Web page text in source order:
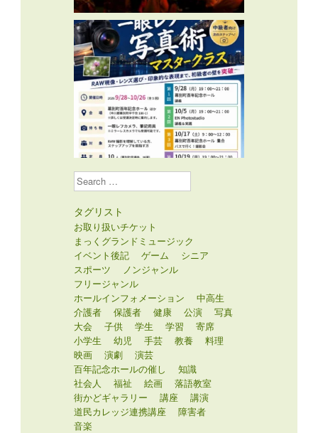
Search
タグリスト
お取り扱いチケット
まっくグランドミュージック
イベント後記
ゲーム
シニア
スポーツ
ノンジャンル
フリージャンル
ホールインフォメーション
中高生
介護者
保護者 健康 公演
写真
大会
子供 学生 学習
寄席
小学生
幼児 手芸 教養
料理
映画
演劇
演芸
百年記念ホールの催し
知識
社会人
福祉 絵画
落語教室
街かどギャラリー
講座
講演
道民カレッジ連携講座
障害者
音楽